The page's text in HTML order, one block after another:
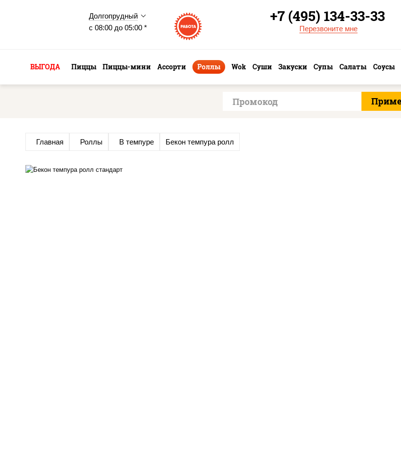
Долгопрудный
с 08:00 до 05:00 *
+7 (495) 134-33-33
Перезвоните мне
ВЫГОДА Пиццы Пиццы-мини Ассорти Роллы Wok Суши Закуски Супы Салаты Соусы
Главная Роллы В темпуре Бекон темпура ролл